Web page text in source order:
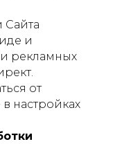
и
рекламных
от
настройках